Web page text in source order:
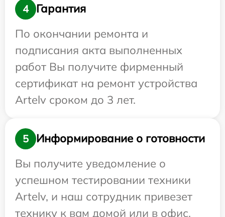
4
Гарантия
По окончании ремонта и
подписания акта выполненных
работ Вы получите фирменный
сертификат на ремонт устройства
Artelv сроком до 3 лет.
5
Информирование о готовности
Вы получите уведомление о
успешном тестировании техники
Artelv, и наш сотрудник привезет
технику к вам домой или в офис.